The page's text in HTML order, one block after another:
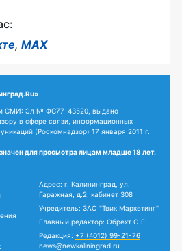
, MAX
СМИ: Эл № ФС77-43520, выдано
в сфере связи, информационных
(Роскомнадзор) 17 января 2011 г.
для просмотра лицам младше 18 лет.
Адрес: г. Калининград, ул.
Гаражная, д.2, кабинет 308
Учредитель: ЗАО "Твик Маркетинг"
Главный редактор: Обрехт О.Г.
Редакция: +7 (4012) 99-21-76
news@newkaliningrad.ru